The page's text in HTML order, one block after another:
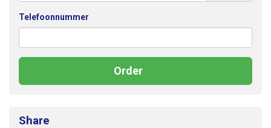
Telefoonnummer
Order
Share